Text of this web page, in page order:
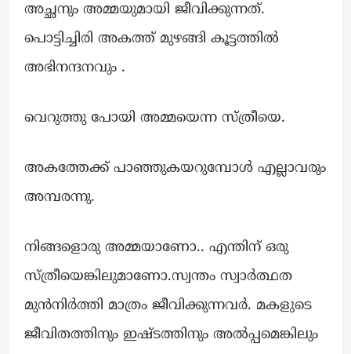
അച്ഛനും അമ്മയുമായി ജീവിക്കുന്നത്.
പൊട്ടിച്ചിരി അകത്ത് മുഴങ്ങി കൂട്ടത്തിൽ
അഭിനന്ദനവും .
വെറുത്തു പോയി അമ്മയെന്ന സ്ത്രീയെ.
അകത്തേക്ക് പാഞ്ഞുകയറുമ്പോൾ എല്ലാവരും
അമ്പരന്നു.
നിങ്ങളൊരു അമ്മയാണോ.. എന്തിന് ഒരു
സ്ത്രീയെങ്കിലുമാണോ.സ്വന്തം സ്വാർത്ഥത
മുൻനിർത്തി മാത്രം ജീവിക്കുന്നവർ. മകളുടെ
ജീവിതത്തിനും ഇഷ്ടത്തിനും അൽപ്പമെങ്കിലും